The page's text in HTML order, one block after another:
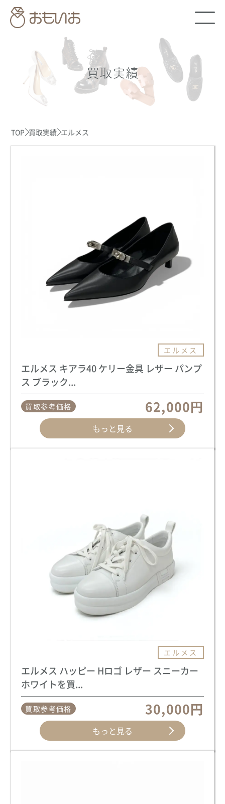
買取実績
TOP 買取実績 エルメス
エルメス
エルメス キアラ40 ケリー金具 レザー パンプ
ス ブラック...
買取参考価格 62,000円
もっと見る
エルメス
エルメス ハッピー Hロゴ レザー スニーカー
ホワイトを買...
買取参考価格 30,000円
もっと見る